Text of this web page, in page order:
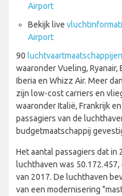
Airport
Bekijk live
Airport
90 luchtvaartmaatschappijen
waaronder Vueling, Ryanair,
Iberia en Whizz Air. Meer
zijn low-cost carriers en
waaronder Italië, Frankrijk
passagiers van de
budgetmaatschappij
Het aantal passagiers dat in
luchthaven was
van 2017. De luchthaven
van een modernisering